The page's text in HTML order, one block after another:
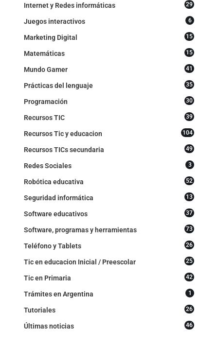
Internet y Redes informáticas 29
Juegos interactivos 6
Marketing Digital 15
Matemáticas 15
Mundo Gamer 41
Prácticas del lenguaje 35
Programación 30
Recursos TIC 39
Recursos Tic y educacion 104
Recursos TICs secundaria 49
Redes Sociales 3
Robótica educativa 52
Seguridad informática 13
Software educativos 37
Software, programas y herramientas 73
Teléfono y Tablets 26
Tic en educacion Inicial / Preescolar 25
Tic en Primaria 42
Trámites en Argentina 1
Tutoriales 26
Últimas noticias 46